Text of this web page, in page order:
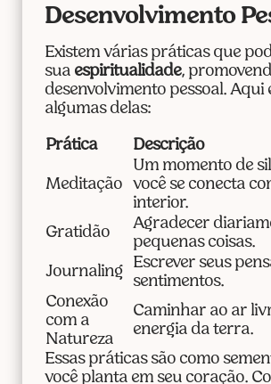
Desenvolvimento
Existem várias práticas que
sua espiritualidade,
desenvolvimento pessoal. Aqui
algumas delas:
Prática Descrição
Meditação
Um momento de
você se conecta
interior.
Gratidão
Agradecer
pequenas coisas.
Journaling
Escrever seus
sentimentos.
Conexão
com a
Natureza
Caminhar ao ar
energia da terra.
Essas práticas são como
você planta em seu coração.